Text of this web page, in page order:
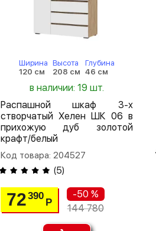
Ширина
120 см
Высота
208 см
Глубина
46 см
в наличии: 19 шт.
Распашной шкаф 3-х
створчатый Хелен ШК 06 в
прихожую дуб золотой
крафт/белый
Код товара: 204527
(5)
72390
Р
-50 %
144 780